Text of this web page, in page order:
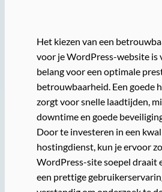
Het kiezen van een
voor je WordPress-website is
belang voor een optimale
betrouwbaarheid. Een goede
zorgt voor snelle laadtijden,
downtime en goede
Door te investeren in een
hostingdienst, kun je ervoor
WordPress-site soepel draait
een prettige